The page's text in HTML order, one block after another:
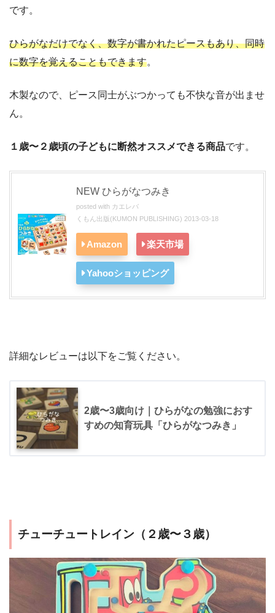
です。
ひらがなだけでなく、数字が書かれたピースもあり、同時
に数字を覚えることもできます。
木製なので、ピース同士がぶつかっても不快な音が出ませ
ん。
１歳〜２歳頃の子どもに断然オススメできる商品です。
NEW ひらがなつみき
posted with カエレバ
くもん出版(KUMON PUBLISHING) 2013-03-18
Amazon 楽天市場
Yahooショッピング
詳細なレビューは以下をご覧ください。
2歳〜3歳向け｜ひらがなの勉強におす
すめの知育玩具「ひらがなつみき」
チューチュートレイン（２歳〜３歳）